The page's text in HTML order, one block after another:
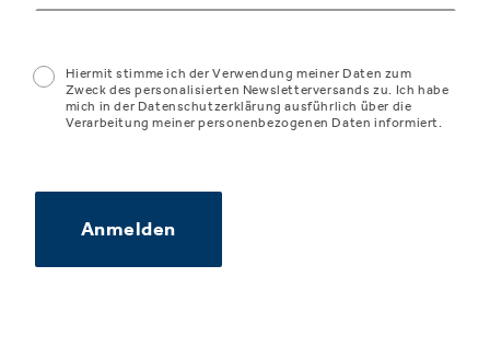
Hiermit stimme ich der Verwendung meiner Daten zum
Zweck des personalisierten Newsletterversands zu. Ich habe
mich in der Datenschutzerklärung ausführlich über die
Verarbeitung meiner personenbezogenen Daten informiert.
Anmelden